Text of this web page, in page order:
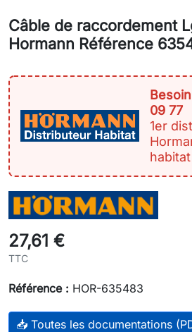
Câble de raccordement
Hormann Référence
09 77
1er
habitat
27,61 €
TTC
Référence : HOR-635483
📥 Toutes les documentations